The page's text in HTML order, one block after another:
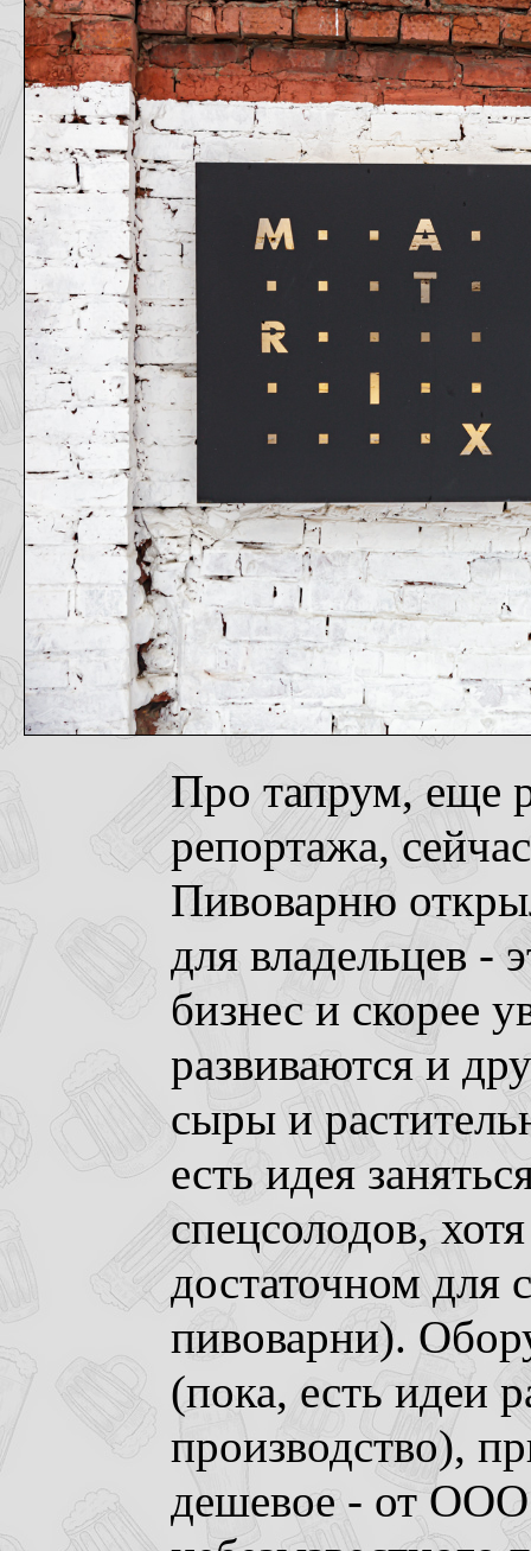
Про тапрум, еще
репортажа,
Пивоварню
для владельцев -
бизнес и скорее
развиваются и
сыры и
есть идея
спецсолодов,
достаточном для
пивоварни).
(пока, есть идеи
производство),
дешевое - от